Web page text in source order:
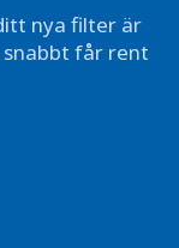
nya filter är
snabbt får rent